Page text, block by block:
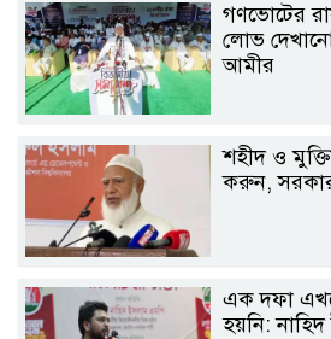
গণভোটের
লোভ
আমীর
শহীদ ও
করুন,
এক দফা
হয়নি: